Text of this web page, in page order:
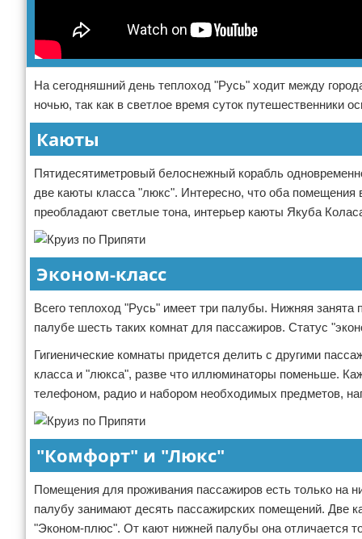
На сегодняшний день теплоход "Русь" ходит между
ночью, так как в светлое время суток путешественники
Каюты
Пятидесятиметровый белоснежный корабль
две каюты класса "люкс". Интересно, что оба
преобладают светлые тона, интерьер каюты Якуба
Эконом-класс
Всего теплоход "Русь" имеет три палубы. Нижняя занята
палубе шесть таких комнат для пассажиров. Статус
Гигиенические комнаты придется делить с другими
класса и "люкса", разве что иллюминаторы поменьше.
телефоном, радио и набором необходимых предметов,
"Комфорт" и "Люкс"
Помещения для проживания пассажиров есть только на
палубу занимают десять пассажирских помещений. Две
"Эконом-плюс". От кают нижней палубы она отличается